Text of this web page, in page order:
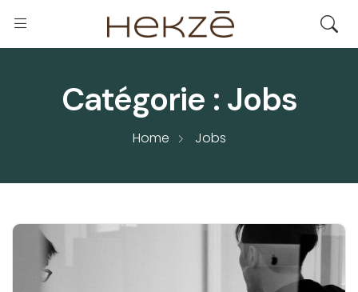
Catégorie : Jobs
Home Jobs